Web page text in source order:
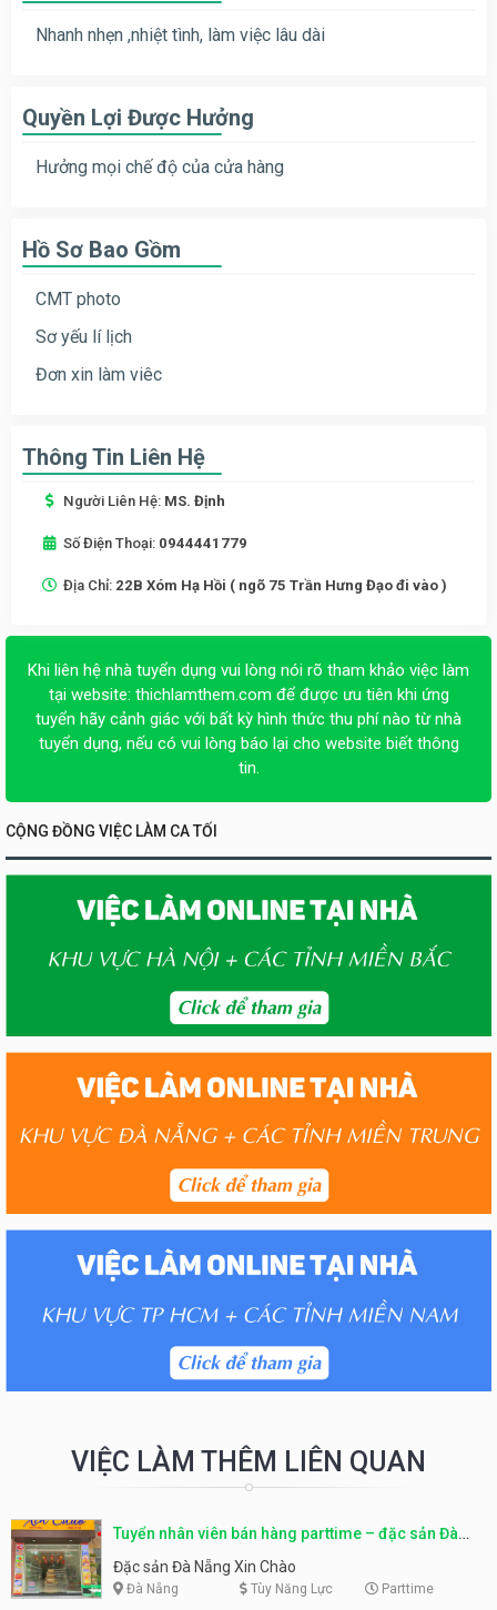
Nhanh nhẹn ,nhiệt tình, làm việc lâu dài
Quyền Lợi Được Hưởng
Hưởng mọi chế độ của cửa hàng
Hồ Sơ Bao Gồm
CMT photo
Sơ yếu lí lịch
Đơn xin làm viêc
Thông Tin Liên Hệ
Người Liên Hệ: MS. Định
Số Điện Thoại: 0944441779
Địa Chỉ: 22B Xóm Hạ Hồi ( ngõ 75 Trần Hưng Đạo đi vào )
Khi liên hệ nhà tuyển dụng vui lòng nói rõ tham khảo việc làm
tại website: thichlamthem.com để được ưu tiên khi ứng
tuyển hãy cảnh giác với bất kỳ hình thức thu phí nào từ nhà
tuyển dụng, nếu có vui lòng báo lại cho website biết thông
tin.
CỘNG ĐỒNG VIỆC LÀM CA TỐI
VIỆC LÀM THÊM LIÊN QUAN
Tuyển nhân viên bán hàng parttime – đặc sản Đà
Nẵng
Đặc sản Đà Nẵng Xin Chào
Đà Nẵng Tùy Năng Lực Parttime